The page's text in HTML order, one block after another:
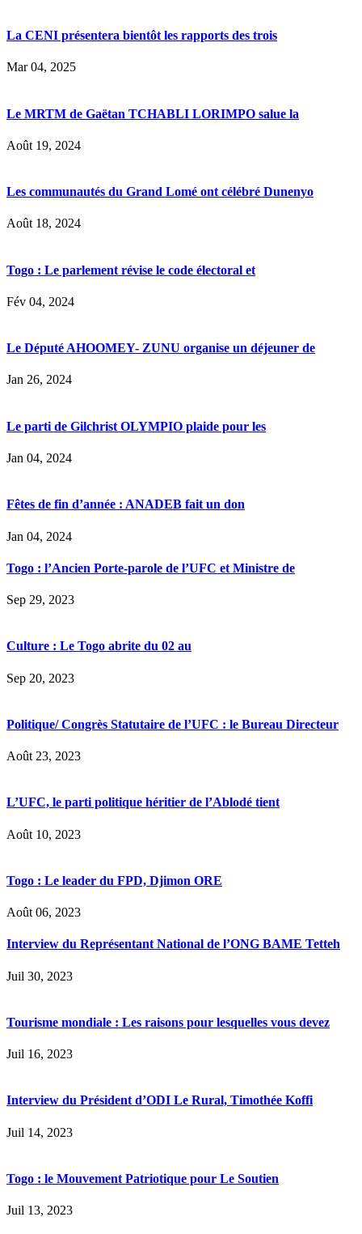
La CENI présentera bientôt les rapports des trois
Mar 04, 2025
Le MRTM de Gaëtan TCHABLI LORIMPO salue la
Août 19, 2024
Les communautés du Grand Lomé ont célébré Dunenyo
Août 18, 2024
Togo : Le parlement révise le code électoral et
Fév 04, 2024
Le Député AHOOMEY- ZUNU organise un déjeuner de
Jan 26, 2024
Le parti de Gilchrist OLYMPIO plaide pour les
Jan 04, 2024
Fêtes de fin d’année : ANADEB fait un don
Jan 04, 2024
Togo : l’Ancien Porte-parole de l’UFC et Ministre de
Sep 29, 2023
Culture : Le Togo abrite du 02 au
Sep 20, 2023
Politique/ Congrès Statutaire de l’UFC : le Bureau Directeur
Août 23, 2023
L’UFC, le parti politique héritier de l’Ablodé tient
Août 10, 2023
Togo : Le leader du FPD, Djimon ORE
Août 06, 2023
Interview du Représentant National de l’ONG BAME Tetteh
Juil 30, 2023
Tourisme mondiale : Les raisons pour lesquelles vous devez
Juil 16, 2023
Interview du Président d’ODI Le Rural, Timothée Koffi
Juil 14, 2023
Togo : le Mouvement Patriotique pour Le Soutien
Juil 13, 2023